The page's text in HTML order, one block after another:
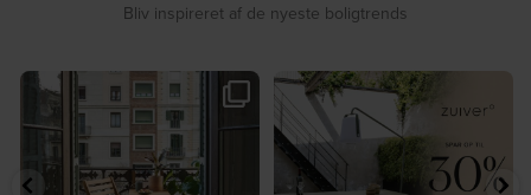
Bliv inspireret af de nyeste boligtrends
🤍 Rå materialer møder tidløst design⁠
...
7 0
✨ Spar op til 30 % på udvalgte
produkter fra
2